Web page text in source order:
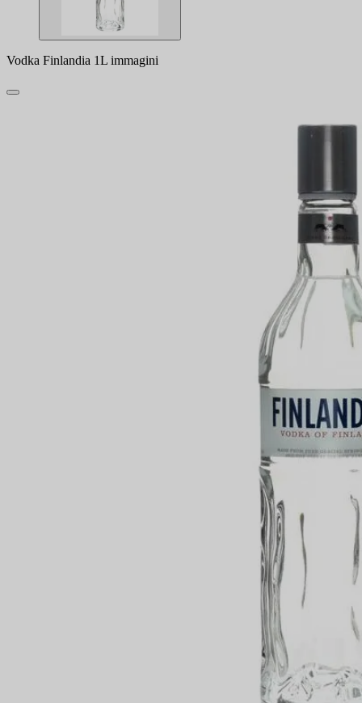
Vodka Finlandia 1L immagini